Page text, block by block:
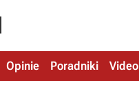
Opinie Poradniki Video